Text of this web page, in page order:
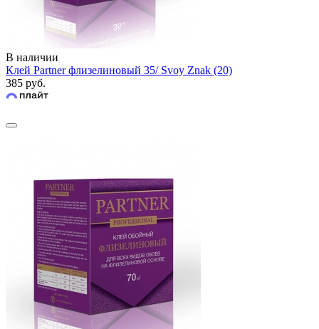
В наличии
Клей Partner флизелиновый 35/ Svoy Znak (20)
385 руб.